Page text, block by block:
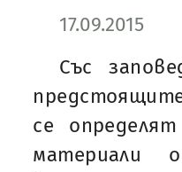
17.09.2015
Със
се
материали